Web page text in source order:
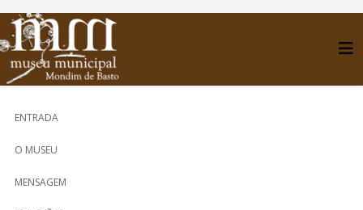
ENTRADA
O MUSEU
MENSAGEM